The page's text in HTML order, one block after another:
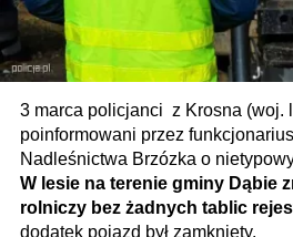
3 marca policjanci z Krosna (woj.
poinformowani przez
Nadleśnictwa Brzózka o
W lesie na terenie gminy Dąbie
rolniczy bez żadnych tablic
dodatek pojazd był zamknięty.